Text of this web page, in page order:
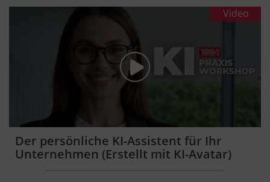
Video
Der persönliche KI-Assistent für Ihr
Unternehmen (Erstellt mit KI-Avatar)